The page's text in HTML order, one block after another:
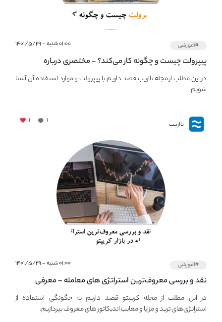
#آموزشی ۰۱:۰۰ شنبه - ۱۴۰۱/۵/۲۹
پیپر‌ولت چیست و چگونه کار می‌کند؟ - مختصری درباره
PaperWallet
در این مطلب از مجله نااریب قصد داریم با پیپر‌ولت و موارد استفاده آن آشنا
شویم.
نااریب ۱ ۱
#آموزشی ۰۱:۰۰ شنبه - ۱۴۰۱/۵/۲۹
نقد و بررسی معروف‌ترین استراتژی های معامله - معرفی
استراتژی های مهم ترید در بازار کریپتو
در این مطلب از مجله کریپتو قصد داریم به چگونگی استفاده از
استراتژی‌های ترید و مزایا و معایب اندیکاتور های معروف بپردازیم.